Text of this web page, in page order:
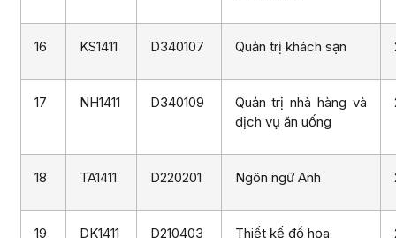
16 KS1411 D340107 Quản trị khách sạn
17 NH1411 D340109
Quản trị nhà hàng và
dịch vụ ăn uống
18 TA1411 D220201 Ngôn ngữ Anh
19 DK1411 D210403 Thiết kế đồ họa